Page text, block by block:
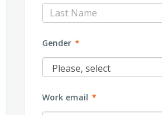
Gender *
Work email *